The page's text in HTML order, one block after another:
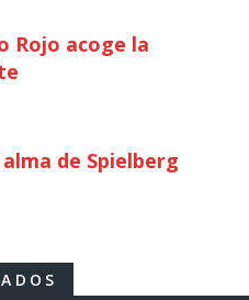
Rojo acoge la
de Spielberg